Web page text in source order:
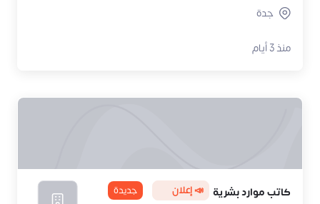
جدة
منذ 3 أيام
كاتب موارد بشرية 📣 إعلان جديدة